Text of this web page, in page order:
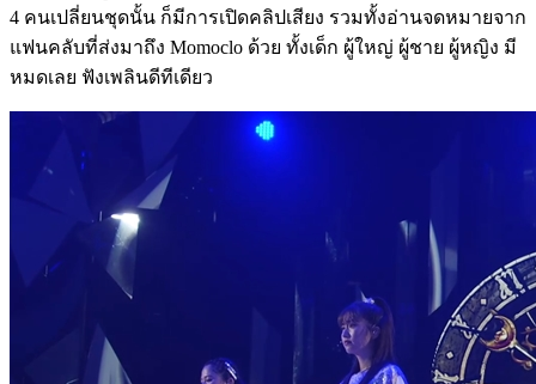
4 คนเปลี่ยนชุดนั้น ก็มีการเปิดคลิปเสียง รวมทั้งอ่านจดหมายจาก
แฟนคลับที่ส่งมาถึง Momoclo ด้วย ทั้งเด็ก ผู้ใหญ่ ผู้ชาย ผู้หญิง มี
หมดเลย ฟังเพลินดีทีเดียว